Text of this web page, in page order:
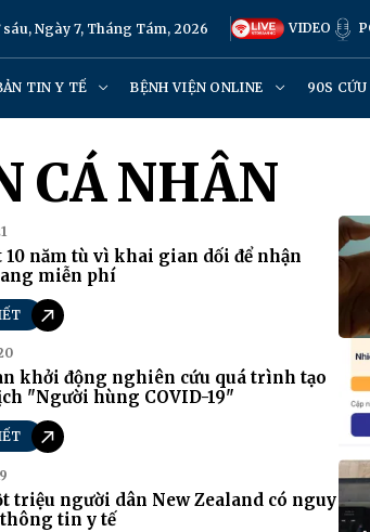
Ngày 7, Tháng Tám, 2026 VIDEO
TIN Y TẾ BỆNH VIỆN ONLINE 90S
CÁ NHÂN
10 năm tù vì khai gian dối để nhận
miễn phí
khởi động nghiên cứu quá trình tạo
"Người hùng COVID-19"
triệu người dân New Zealand có nguy
thông tin y tế